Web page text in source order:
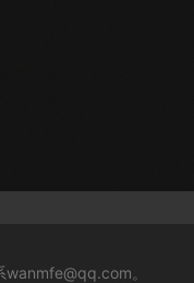
。